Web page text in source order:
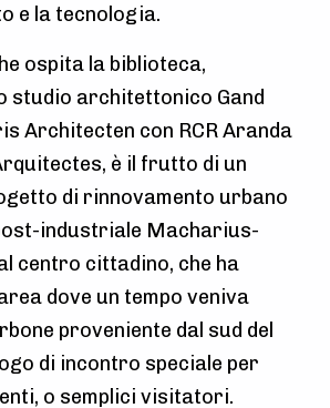
e la tecnologia.
ospita la biblioteca,
studio architettonico Gand
Architecten con RCR Aranda
è il frutto di un
di rinnovamento urbano
industriale Macharius-
centro cittadino, che ha
dove un tempo veniva
proveniente dal sud del
di incontro speciale per
o semplici visitatori.